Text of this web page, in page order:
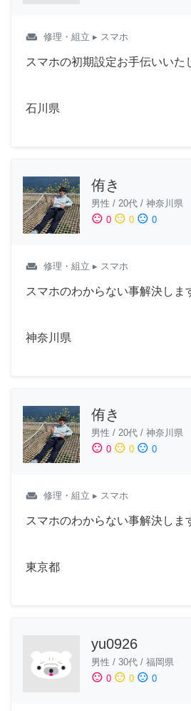
weekend 修理・組立 ▸ スマホ
スマホの初期設定お手伝いいた
石川県
侑き
男性 / 20代 / 神奈川県
sentiment_satisfied 0 sentiment_neutral 0 sentiment_dissatisfied 0
weekend 修理・組立 ▸ スマホ
スマホのわからない事解決しま
神奈川県
侑き
男性 / 20代 / 神奈川県
sentiment_satisfied 0 sentiment_neutral 0 sentiment_dissatisfied 0
weekend 修理・組立 ▸ スマホ
スマホのわからない事解決しま
東京都
yu0926
男性 / 30代 / 福岡県
sentiment_satisfied 0 sentiment_neutral 0 sentiment_dissatisfied 0